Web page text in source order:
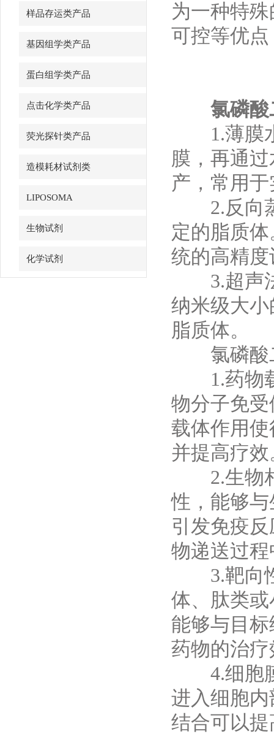
样品存运类产品
基因组学类产品
蛋白组学类产品
点击化学类产品
荧光探针类产品
造模耗材试剂类
LIPOSOMA
生物试剂
化学试剂
为一种特
可控等优
氯磷
1.薄膜水
膜，再通
产，常用
2.反向蒸
定的脂质
统的高精
3.超声法
纳米级大
脂质体。
氯磷酸
1.药物载
物分子免
载体作用
并提高疗效
2.生物相
性，能够
引发免疫
物递送过
3.靶向性
体、肽类
能够与目
药物的治
4.细胞膜
进入细胞
结合可以